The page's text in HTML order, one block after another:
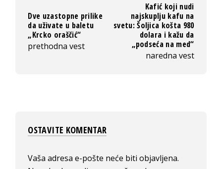
Dve uzastopne prilike
da uživate u baletu
„Krcko oraščić“
prethodna vest
Kafić koji nudi
najskuplju kafu na
svetu: Šoljica košta 980
dolara i kažu da
„podseća na med“
naredna vest
OSTAVITE KOMENTAR
Vaša adresa e-pošte neće biti objavljena.